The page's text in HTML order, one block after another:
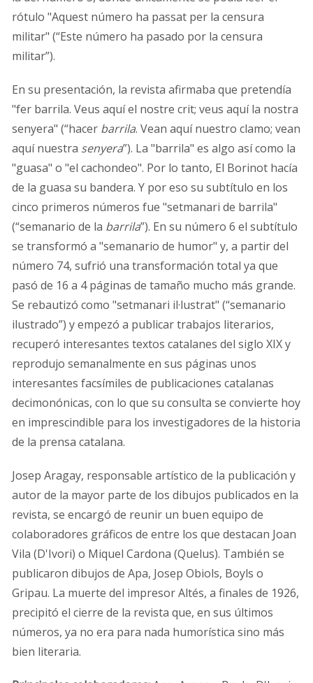
rótulo "Aquest número ha passat per la censura
militar" (“Este número ha pasado por la censura
militar”).
En su presentación, la revista afirmaba que pretendía
"fer barrila. Veus aquí el nostre crit; veus aquí la nostra
senyera" (“hacer barrila. Vean aquí nuestro clamo; vean
aquí nuestra senyera”). La "barrila" es algo así como la
"guasa" o "el cachondeo". Por lo tanto, El Borinot hacía
de la guasa su bandera. Y por eso su subtítulo en los
cinco primeros números fue "setmanari de barrila"
(“semanario de la barrila”). En su número 6 el subtítulo
se transformó a "semanario de humor" y, a partir del
número 74, sufrió una transformación total ya que
pasó de 16 a 4 páginas de tamaño mucho más grande.
Se rebautizó como "setmanari il·lustrat" (“semanario
ilustrado”) y empezó a publicar trabajos literarios,
recuperó interesantes textos catalanes del siglo XIX y
reprodujo semanalmente en sus páginas unos
interesantes facsímiles de publicaciones catalanas
decimonónicas, con lo que su consulta se convierte hoy
en imprescindible para los investigadores de la historia
de la prensa catalana.
Josep Aragay, responsable artístico de la publicación y
autor de la mayor parte de los dibujos publicados en la
revista, se encargó de reunir un buen equipo de
colaboradores gráficos de entre los que destacan Joan
Vila (D'Ivori) o Miquel Cardona (Quelus). También se
publicaron dibujos de Apa, Josep Obiols, Boyls o
Gripau. La muerte del impresor Altés, a finales de 1926,
precipitó el cierre de la revista que, en sus últimos
números, ya no era para nada humorística sino más
bien literaria.